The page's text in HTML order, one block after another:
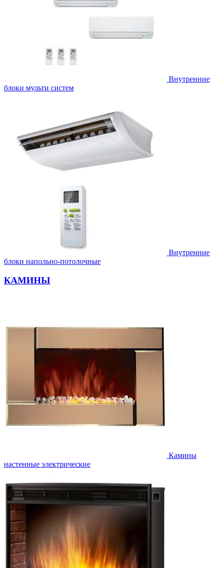
Внутренние
блоки мульти систем
Внутренние
блоки напольно-потолочные
КАМИНЫ
Камины
настенные электрические